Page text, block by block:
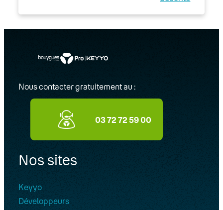
Nous contacter gratuitement au :
03 72 72 59 00
Nos sites
Keyyo
Développeurs